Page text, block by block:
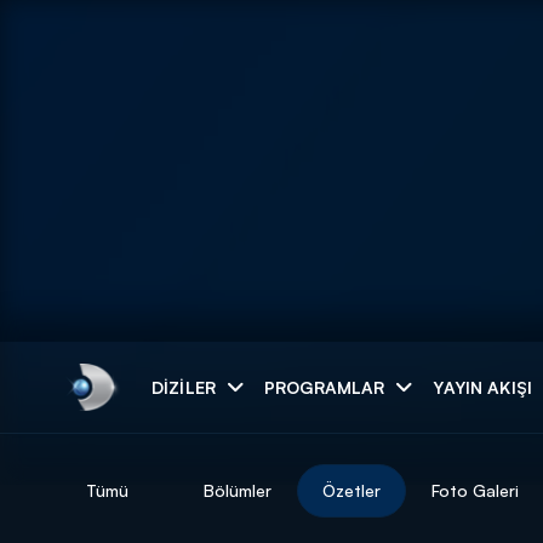
DIZILER PROGRAMLAR YAYIN AKIŞI
ARAMA SONUÇLARI
Tümü Bölümler Özetler Foto Galeri